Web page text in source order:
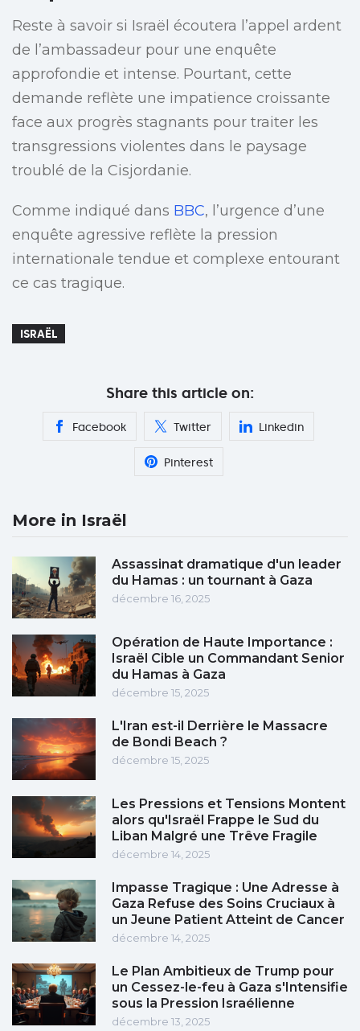
Reste à savoir si Israël écoutera l’appel ardent
de l’ambassadeur pour une enquête
approfondie et intense. Pourtant, cette
demande reflète une impatience croissante
face aux progrès stagnants pour traiter les
transgressions violentes dans le paysage
troublé de la Cisjordanie.
Comme indiqué dans BBC, l’urgence d’une
enquête agressive reflète la pression
internationale tendue et complexe entourant
ce cas tragique.
ISRAËL
Share this article on:
Facebook Twitter Linkedin
Pinterest
More in Israël
Assassinat dramatique d'un leader
du Hamas : un tournant à Gaza
décembre 16, 2025
Opération de Haute Importance :
Israël Cible un Commandant Senior
du Hamas à Gaza
décembre 15, 2025
L'Iran est-il Derrière le Massacre
de Bondi Beach ?
décembre 15, 2025
Les Pressions et Tensions Montent
alors qu'Israël Frappe le Sud du
Liban Malgré une Trêve Fragile
décembre 14, 2025
Impasse Tragique : Une Adresse à
Gaza Refuse des Soins Cruciaux à
un Jeune Patient Atteint de Cancer
décembre 14, 2025
Le Plan Ambitieux de Trump pour
un Cessez-le-feu à Gaza s'Intensifie
sous la Pression Israélienne
décembre 13, 2025